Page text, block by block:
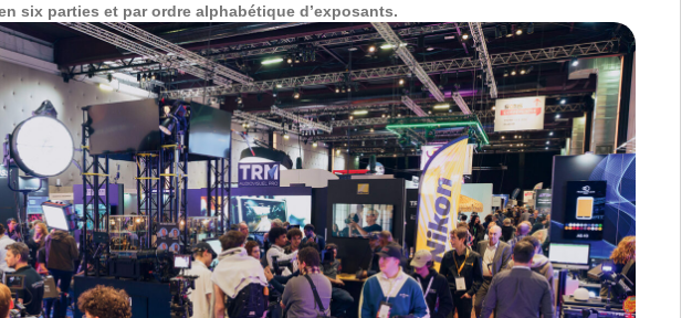
six parties et par ordre alphabétique d’exposants.